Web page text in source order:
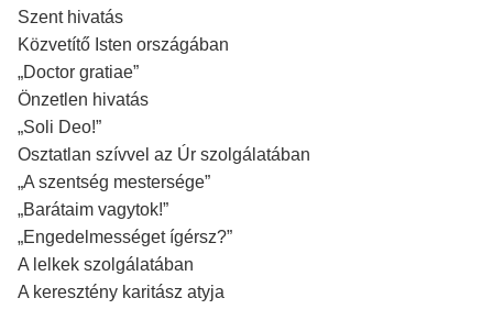
Szent hivatás
Közvetítő Isten országában
„Doctor gratiae”
Önzetlen hivatás
„Soli Deo!”
Osztatlan szívvel az Úr szolgálatában
„A szentség mestersége”
„Barátaim vagytok!”
„Engedelmességet ígérsz?”
A lelkek szolgálatában
A keresztény karitász atyja